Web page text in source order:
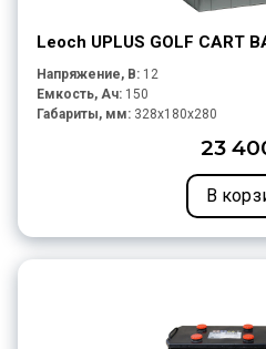
Leoch UPLUS GOLF CART
Напряжение, В: 12
Емкость, Ач: 150
Габариты, мм: 328x180x280
23
В